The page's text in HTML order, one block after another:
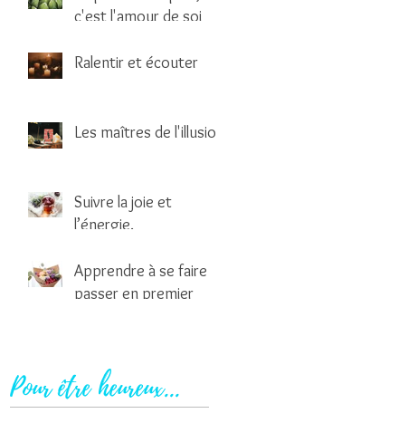
c'est l'amour de soi
Ralentir et écouter
Les maîtres de l'illusion
Suivre la joie et
l’énergie.
Apprendre à se faire
passer en premier
Pour être heureux...